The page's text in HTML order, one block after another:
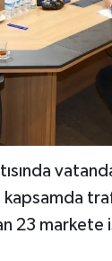
23 markete